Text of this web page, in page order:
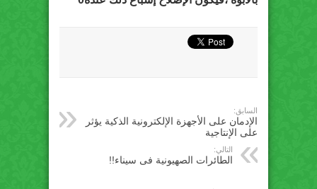
السابق:
الإدمان على الأجهزة الإلكترونية الذكية يؤثر
على الإنتاجية
التالي:
الطائرات الصهيونية فى سيناء!!